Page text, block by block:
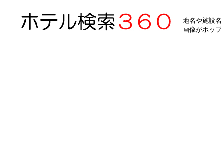
地名や施設
画像がポッ